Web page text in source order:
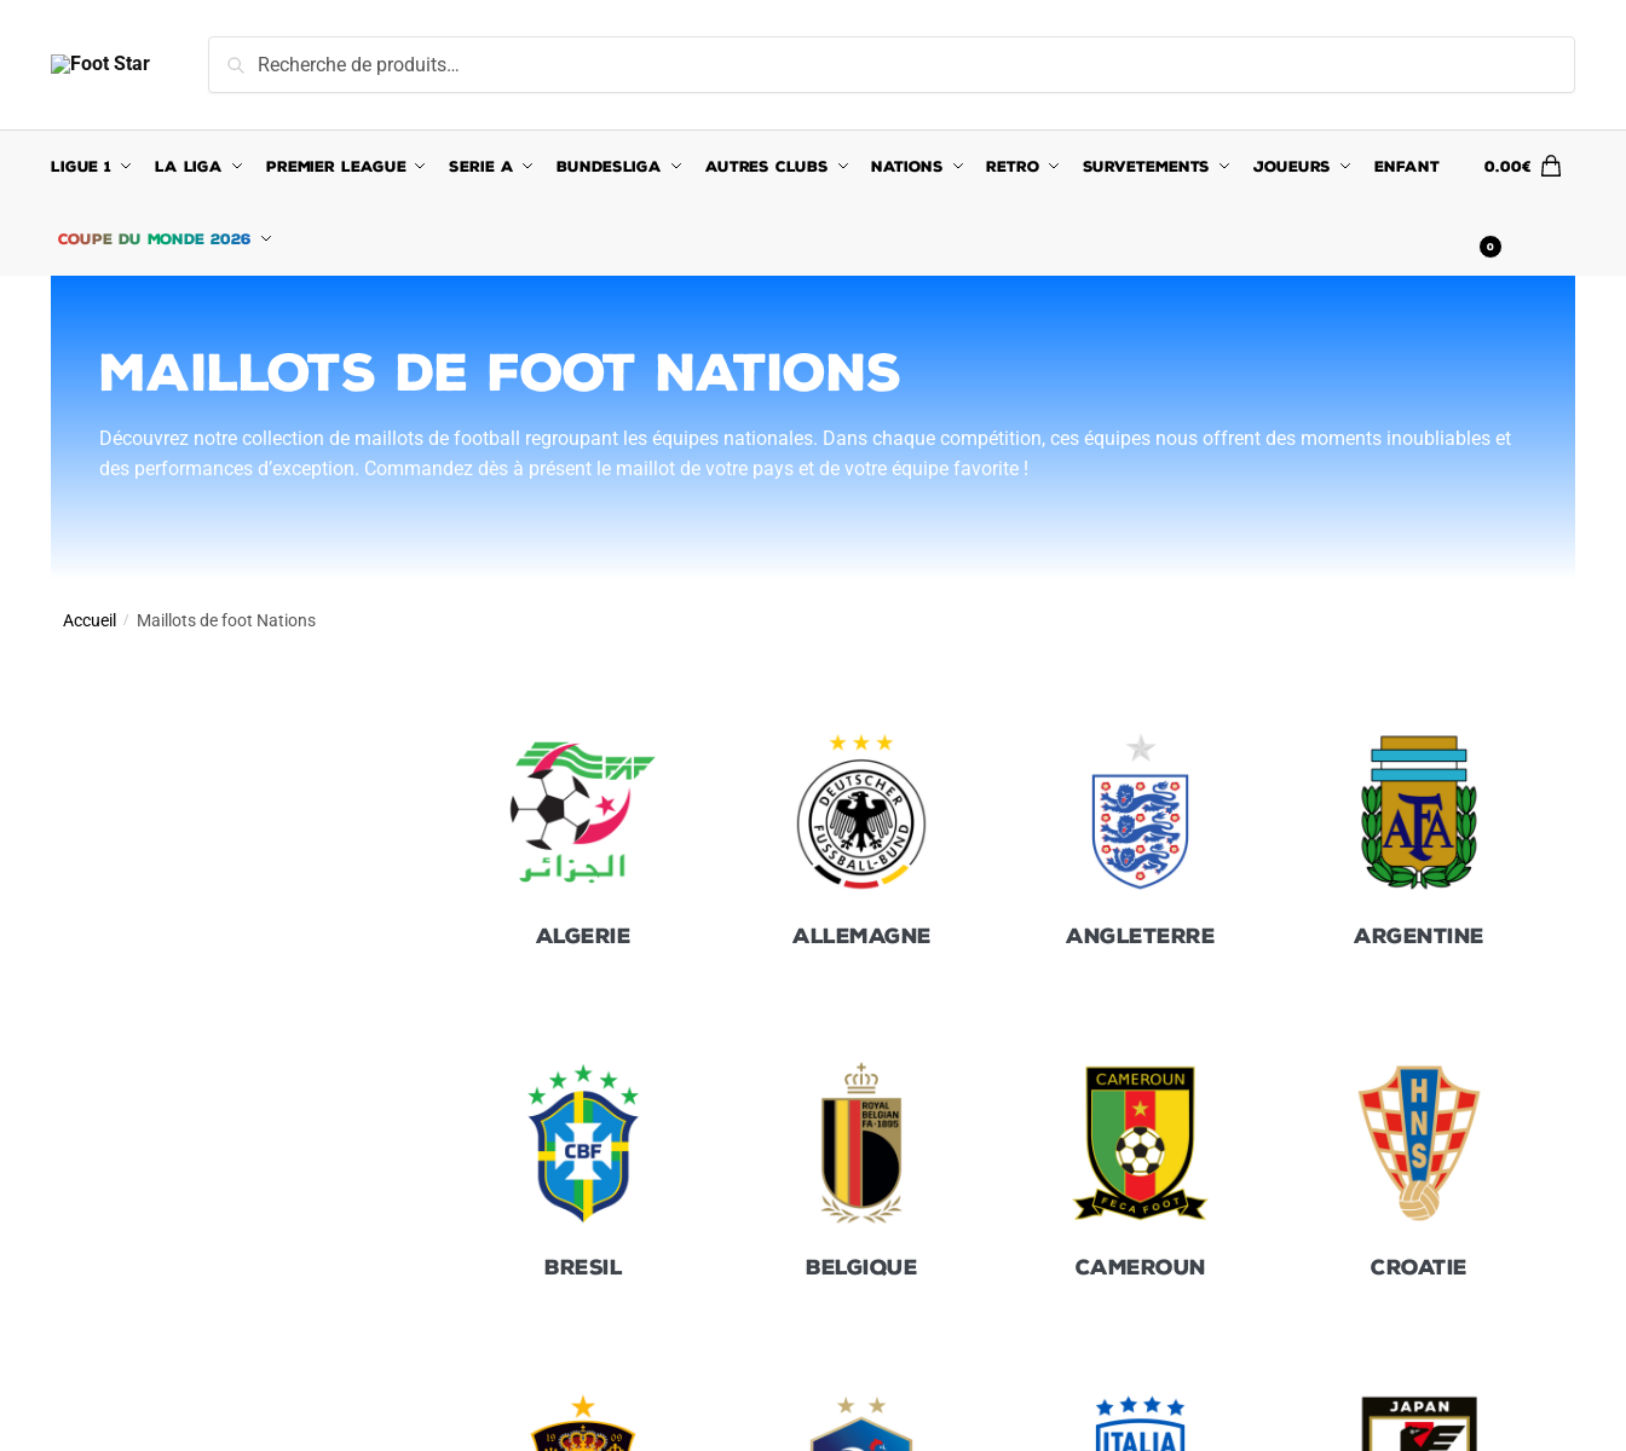
Recherche
LIGUE 1 LA LIGA PREMIER LEAGUE SERIE A BUNDESLIGA AUTRES CLUBS NATIONS RETRO SURVETEMENTS JOUEURS ENFANT
COUPE DU MONDE 2026
0.00€
0
MAILLOTS DE FOOT NATIONS
Découvrez notre collection de maillots de football regroupant les équipes nationales. Dans chaque compétition, ces équipes nous offrent des moments inoubliables et
des performances d’exception. Commandez dès à présent le maillot de votre pays et de votre équipe favorite !
Accueil / Maillots de foot Nations
ALGERIE ALLEMAGNE ANGLETERRE ARGENTINE
BRESIL BELGIQUE CAMEROUN CROATIE